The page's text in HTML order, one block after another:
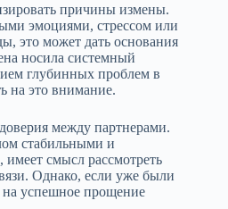
причины измены.
эмоциями, стрессом или
это может дать основания
носила системный
глубинных проблем в
на это внимание.
между партнерами.
стабильными и
смысл рассмотреть
Однако, если уже были
на успешное прощение